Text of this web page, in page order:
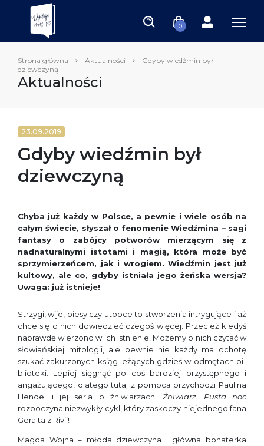
0
Strona główna Aktualności
Gdyby wiedźmin był
dziewczyną
Aktualności
23.09.2019
Gdyby wiedźmin był
dziewczyną
Chyba już każdy w Polsce, a pewnie i wiele osób na
całym świecie, słyszał o fenomenie Wiedźmina – sagi
fantasy o zabójcy potwo­rów mierzącym się z
nadnaturalnymi istotami i ma­gią, która może być
sprzymierzeńcem, jak i wrogiem. Wiedźmin jest już
kultowy, ale co, gdyby istniała jego żeńska wersja?
Uwaga: już istnieje!
Strzygi, wije, biesy czy utopce to stworzenia intrygujące i aż
chce się o nich dowiedzieć czegoś więcej. Przecież kiedyś
naprawdę wierzono w ich istnienie! Możemy o nich czytać w
słowiańskiej mitologii, ale pewnie nie każdy ma ochotę
szukać zakurzonych ksiąg leżących gdzieś w odmętach bi­
blioteki. Lepiej sięgnąć po coś bardziej przystępnego i
angażującego, dlatego tutaj z pomocą przychodzi Paulina
Hendel i jej seria o żniwiarzach. Żniwiarz. Pusta noc
rozpoczyna niezwykły cykl, który zaskoczy niejednego fana
Geralta z Rivii!
Magda Wojna – młoda dziewczyna i główna bohaterka